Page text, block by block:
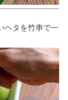
ヘタを竹串で一